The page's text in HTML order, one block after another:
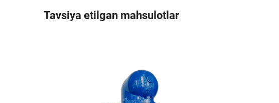
Tavsiya etilgan mahsulotlar